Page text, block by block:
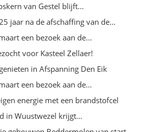
van Gestel blijft...
jaar na de afschaffing van de...
een bezoek aan de...
voor Kasteel Zellaer!
in Afspanning Den Eik
een bezoek aan de...
energie met een brandstofcel
in Wuustwezel krijgt...